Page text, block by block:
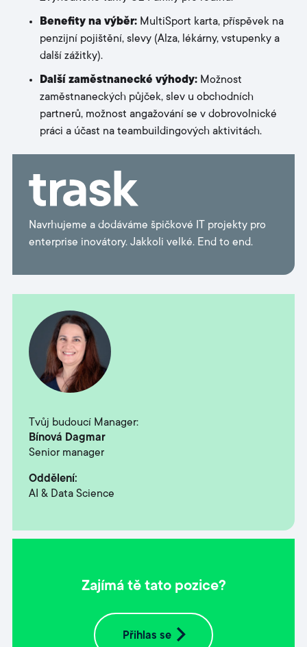
Benefity na výběr: MultiSport karta, příspěvek na
penzijní pojištění, slevy (Alza, lékárny, vstupenky a
další zážitky).
Další zaměstnanecké výhody: Možnost
zaměstnaneckých půjček, slev u obchodních
partnerů, možnost angažování se v dobrovolnické
práci a účast na teambuildingových aktivitách.
Navrhujeme a dodáváme špičkové IT projekty pro
enterprise inovátory. Jakkoli velké. End to end.
Tvůj budoucí Manager:
Bínová Dagmar
Senior manager
Oddělení:
AI & Data Science
Zajímá tě tato pozice?
Přihlas se